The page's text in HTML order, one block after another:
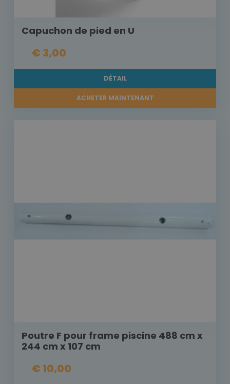
Capuchon de pied en U
€ 3,00
DÉTAIL
ACHETER MAINTENANT
Poutre F pour frame piscine 488 cm x
244 cm x 107 cm
€ 10,00